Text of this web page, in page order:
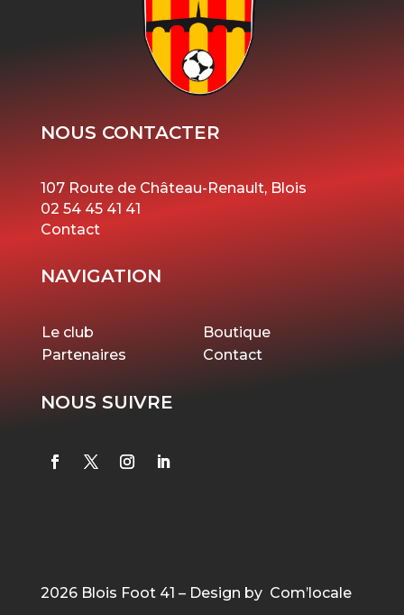
NOUS CONTACTER
107 Route de Château-Renault, Blois
02 54 45 41 41
Contact
NAVIGATION
Le club
Boutique
Partenaires
Contact
NOUS SUIVRE
2026 Blois Foot 41 – Design by Com’locale